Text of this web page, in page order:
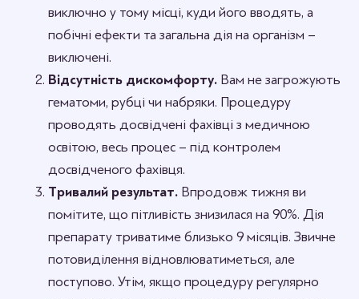
виключно у тому місці, куди його вводять, а
побічні ефекти та загальна дія на організм –
виключені.
Відсутність дискомфорту. Вам не загрожують
гематоми, рубці чи набряки. Процедуру
проводять досвідчені фахівці з медичною
освітою, весь процес – під контролем
досвідченого фахівця.
Тривалий результат. Впродовж тижня ви
помітите, що пітливість знизилася на 90%. Дія
препарату триватиме близько 9 місяців. Звичне
потовиділення відновлюватиметься, але
поступово. Утім, якщо процедуру регулярно